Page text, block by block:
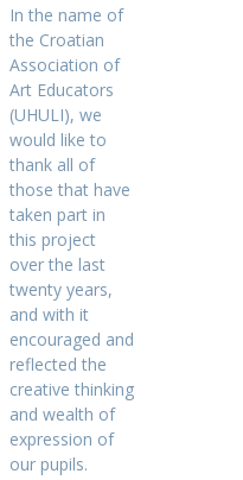
In the name of
the Croatian
Association of
Art Educators
(UHULI), we
would like to
thank all of
those that have
taken part in
this project
over the last
twenty years,
and with it
encouraged and
reflected the
creative thinking
and wealth of
expression of
our pupils.